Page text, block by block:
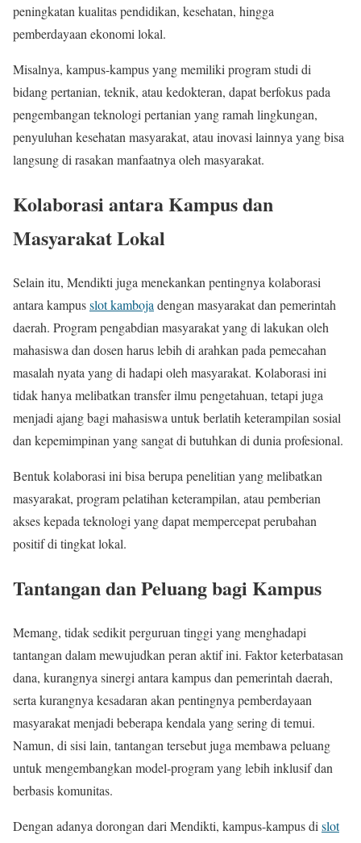
peningkatan kualitas pendidikan, kesehatan, hingga
pemberdayaan ekonomi lokal.
Misalnya, kampus-kampus yang memiliki program studi di
bidang pertanian, teknik, atau kedokteran, dapat berfokus pada
pengembangan teknologi pertanian yang ramah lingkungan,
penyuluhan kesehatan masyarakat, atau inovasi lainnya yang bisa
langsung di rasakan manfaatnya oleh masyarakat.
Kolaborasi antara Kampus dan
Masyarakat Lokal
Selain itu, Mendikti juga menekankan pentingnya kolaborasi
antara kampusslot kamboja dengan masyarakat dan pemerintah
daerah. Program pengabdian masyarakat yang di lakukan oleh
mahasiswa dan dosen harus lebih di arahkan pada pemecahan
masalah nyata yang di hadapi oleh masyarakat. Kolaborasi ini
tidak hanya melibatkan transfer ilmu pengetahuan, tetapi juga
menjadi ajang bagi mahasiswa untuk berlatih keterampilan sosial
dan kepemimpinan yang sangat di butuhkan di dunia profesional.
Bentuk kolaborasi ini bisa berupa penelitian yang melibatkan
masyarakat, program pelatihan keterampilan, atau pemberian
akses kepada teknologi yang dapat mempercepat perubahan
positif di tingkat lokal.
Tantangan dan Peluang bagi Kampus
Memang, tidak sedikit perguruan tinggi yang menghadapi
tantangan dalam mewujudkan peran aktif ini. Faktor keterbatasan
dana, kurangnya sinergi antara kampus dan pemerintah daerah,
serta kurangnya kesadaran akan pentingnya pemberdayaan
masyarakat menjadi beberapa kendala yang sering di temui.
Namun, di sisi lain, tantangan tersebut juga membawa peluang
untuk mengembangkan model-program yang lebih inklusif dan
berbasis komunitas.
Dengan adanya dorongan dari Mendikti, kampus-kampus di slot